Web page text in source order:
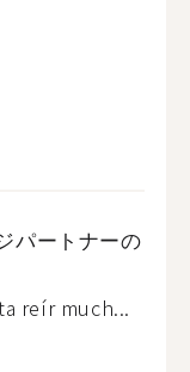
パートナーの
reír much...